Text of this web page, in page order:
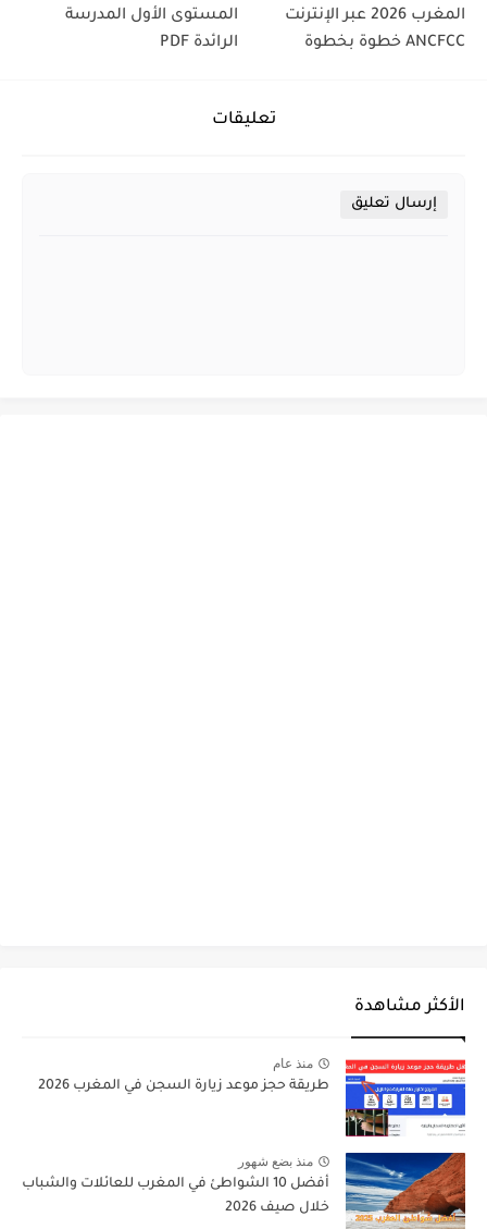
المغرب 2026 عبر الإنترنت
ANCFCC خطوة بخطوة
المستوى الأول المدرسة
الرائدة PDF
تعليقات
إرسال تعليق
الأكثر مشاهدة
منذ عام
طريقة حجز موعد زيارة السجن في المغرب 2026
منذ بضع شهور
أفضل 10 الشواطئ في المغرب للعائلات والشباب
خلال صيف 2026